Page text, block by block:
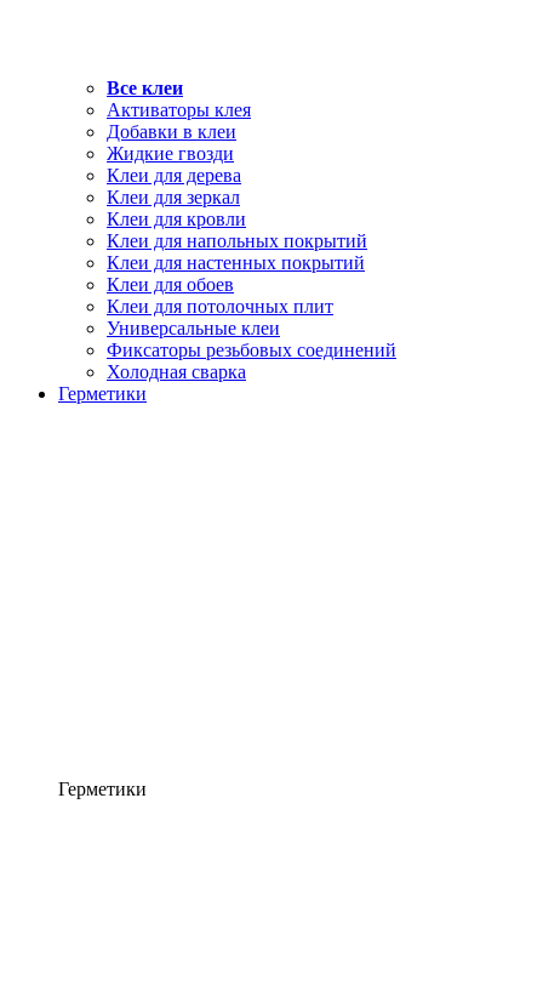
Все клеи
Активаторы клея
Добавки в клеи
Жидкие гвозди
Клеи для дерева
Клеи для зеркал
Клеи для кровли
Клеи для напольных покрытий
Клеи для настенных покрытий
Клеи для обоев
Клеи для потолочных плит
Универсальные клеи
Фиксаторы резьбовых соединений
Холодная сварка
Герметики
Герметики